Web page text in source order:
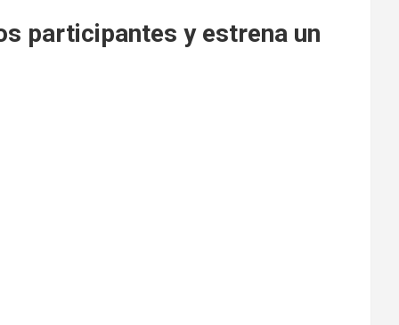
participantes y estrena un